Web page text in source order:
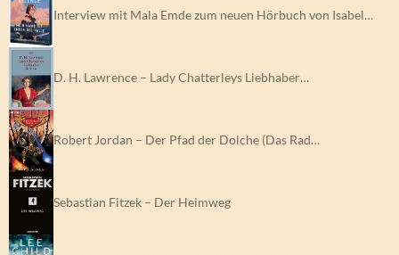
Interview mit Mala Emde zum neuen Hörbuch von Isabel…
D. H. Lawrence – Lady Chatterleys Liebhaber…
Robert Jordan – Der Pfad der Dolche (Das Rad…
Sebastian Fitzek – Der Heimweg